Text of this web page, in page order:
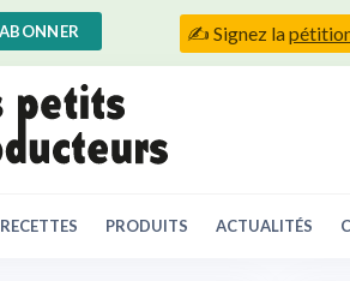
✍️ Signez la
RECETTES PRODUITS ACTUALITÉS